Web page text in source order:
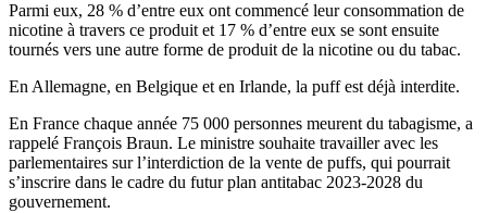
Parmi eux, 28 % d’entre eux ont commencé leur consommation de
nicotine à travers ce produit et 17 % d’entre eux se sont ensuite
tournés vers une autre forme de produit de la nicotine ou du tabac.
En Allemagne, en Belgique et en Irlande, la puff est déjà interdite.
En France chaque année 75 000 personnes meurent du tabagisme, a
rappelé François Braun. Le ministre souhaite travailler avec les
parlementaires sur l’interdiction de la vente de puffs, qui pourrait
s’inscrire dans le cadre du futur plan antitabac 2023-2028 du
gouvernement.